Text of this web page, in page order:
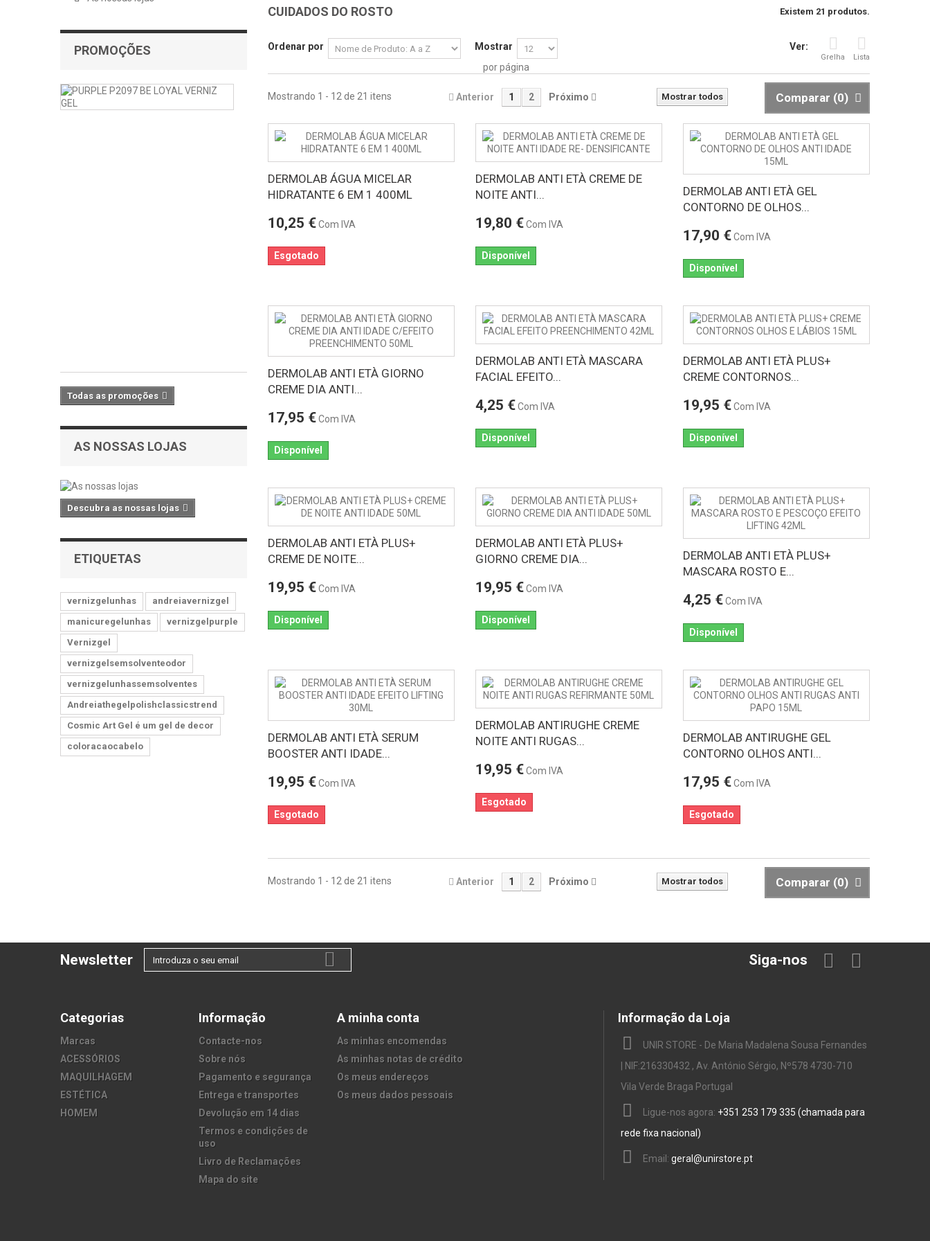
PROMOÇÕES
VERNIZ
P2097
10ML
PURPLE
P2097
LOYAL
Todas as promoções
AS NOSSAS LOJAS
Descubra as nossas lojas
ETIQUETAS
vernizgelunhas
andreiavernizgel
manicuregelunhas
vernizgelpurple
Vernizgel
vernizgelsemsolventeodor
vernizgelunhassemsolventes
Andreiathegelpolishclassicstrend
Cosmic Art Gel é um gel de decor
coloracaocabelo
CUIDADOS DO ROSTO Existem 21 produtos.
Ver:
Grelha Lista
Ordenar por
Mostrar
por página
Comparar (0)
Mostrar todos
Anterior 1 2 Próximo
Mostrando 1 - 12 de 21 itens
DERMOLAB ÁGUA MICELAR
HIDRATANTE 6 EM 1 400ML
10,25 €Com IVA
Esgotado
DERMOLAB ANTI ETÀ CREME DE
NOITE ANTI...
19,80 €Com IVA
Disponível
DERMOLAB ANTI ETÀ GEL
CONTORNO DE OLHOS...
17,90 €Com IVA
Disponível
DERMOLAB ANTI ETÀ GIORNO
CREME DIA ANTI...
17,95 €Com IVA
Disponível
DERMOLAB ANTI ETÀ MASCARA
FACIAL EFEITO...
4,25 €Com IVA
Disponível
DERMOLAB ANTI ETÀ PLUS+
CREME CONTORNOS...
19,95 €Com IVA
Disponível
DERMOLAB ANTI ETÀ PLUS+
CREME DE NOITE...
19,95 €Com IVA
Disponível
DERMOLAB ANTI ETÀ PLUS+
GIORNO CREME DIA...
19,95 €Com IVA
Disponível
DERMOLAB ANTI ETÀ PLUS+
MASCARA ROSTO E...
4,25 €Com IVA
Disponível
DERMOLAB ANTI ETÀ SERUM
BOOSTER ANTI IDADE...
19,95 €Com IVA
Esgotado
DERMOLAB ANTIRUGHE CREME
NOITE ANTI RUGAS...
19,95 €Com IVA
Esgotado
DERMOLAB ANTIRUGHE GEL
CONTORNO OLHOS ANTI...
17,95 €Com IVA
Esgotado
Comparar (0)
Mostrar todos
Anterior 1 2 Próximo
Mostrando 1 - 12 de 21 itens
Newsletter Siga-nos
Categorias
Marcas
ACESSÓRIOS
MAQUILHAGEM
ESTÉTICA
HOMEM
Informação
Contacte-nos
Sobre nós
Pagamento e segurança
Entrega e transportes
Devolução em 14 dias
Termos e condições de
uso
Livro de Reclamações
Mapa do site
A minha conta
As minhas encomendas
As minhas notas de crédito
Os meus endereços
Os meus dados pessoais
Informação da Loja
UNIR STORE - De Maria Madalena Sousa Fernandes
| NIF:216330432 , Av. António Sérgio, Nº578 4730-710
Vila Verde Braga Portugal
Ligue-nos agora: +351 253 179 335 (chamada para
rede fixa nacional)
Email: geral@unirstore.pt